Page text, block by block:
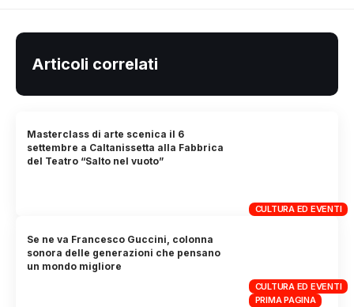
Articoli correlati
CULTURA ED EVENTI
Masterclass di arte scenica il 6
settembre a Caltanissetta alla Fabbrica
del Teatro “Salto nel vuoto”
CULTURA ED EVENTI
PRIMA PAGINA
Se ne va Francesco Guccini, colonna
sonora delle generazioni che pensano
un mondo migliore